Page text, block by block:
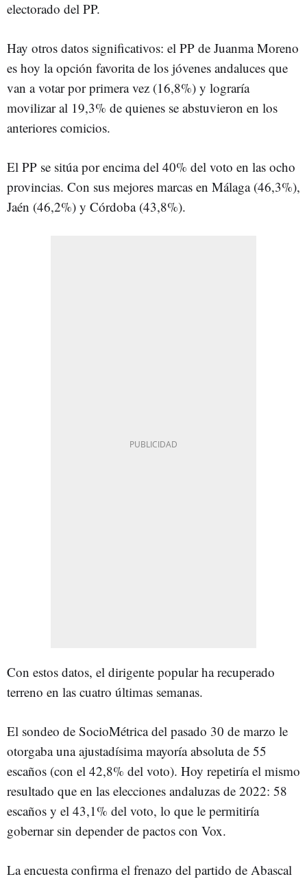
electorado del PP.
Hay otros datos significativos: el PP de Juanma Moreno
es hoy la opción favorita de los jóvenes andaluces que
van a votar por primera vez (16,8%) y lograría
movilizar al 19,3% de quienes se abstuvieron en los
anteriores comicios.
El PP se sitúa por encima del 40% del voto en las ocho
provincias. Con sus mejores marcas en Málaga (46,3%),
Jaén (46,2%) y Córdoba (43,8%).
Con estos datos, el dirigente popular ha recuperado
terreno en las cuatro últimas semanas.
El sondeo de SocioMétrica del pasado 30 de marzo le
otorgaba una ajustadísima mayoría absoluta de 55
escaños (con el 42,8% del voto). Hoy repetiría el mismo
resultado que en las elecciones andaluzas de 2022: 58
escaños y el 43,1% del voto, lo que le permitiría
gobernar sin depender de pactos con Vox.
La encuesta confirma el frenazo del partido de Abascal